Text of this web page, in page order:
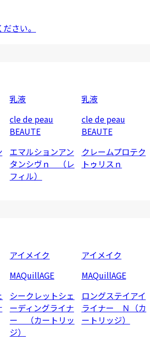
さい。
乳液
cle de peau
BEAUTE
エマルションアン
タンシヴｎ （レ
フィル）
乳液
cle de peau
BEAUTE
クレームプロテク
トゥリスｎ
アイメイク
MAQuillAGE
シークレットシェ
ーディングライナ
ー （カートリッ
ジ）
アイメイク
MAQuillAGE
ロングステイアイ
ライナー Ｎ（カ
ートリッジ）